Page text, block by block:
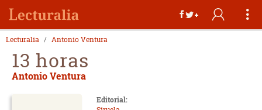
Lecturalia Antonio Ventura
13 horas
Antonio Ventura
Editorial: